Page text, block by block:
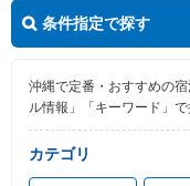
条件指定で探す
沖縄で定番・おすすめの
ル情報」「キーワード」で
カテゴリ